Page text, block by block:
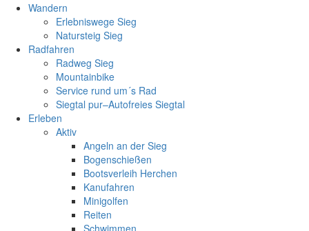
Wandern
Erlebniswege Sieg
Natursteig Sieg
Radfahren
Radweg Sieg
Mountainbike
Service rund um´s Rad
Siegtal pur–Autofreies Siegtal
Erleben
Aktiv
Angeln an der Sieg
Bogenschießen
Bootsverleih Herchen
Kanufahren
Minigolfen
Reiten
Schwimmen